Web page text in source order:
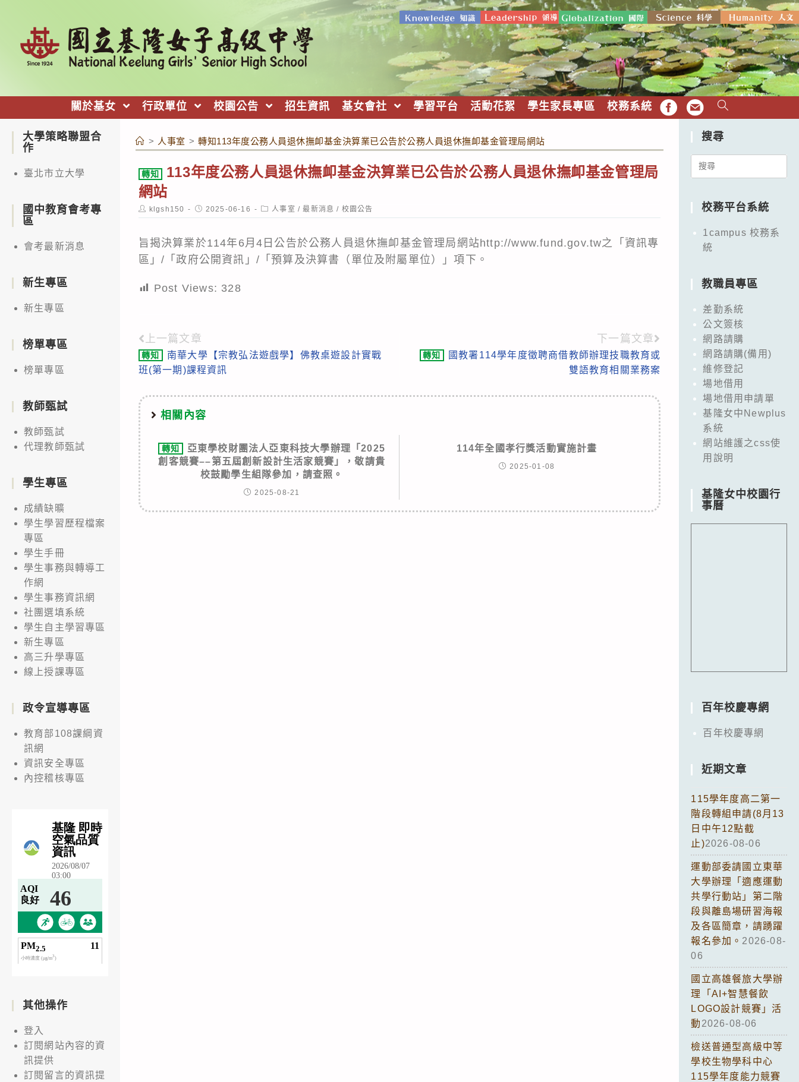
關於基女 行政單位 校園公告 招生資訊 基女會社 學習平台 活動花絮 學生家長專區 校務系統 FB EMAIL
> 人事室 > 轉知113年度公務人員退休撫卹基金決算業已公告於公務人員退休撫卹基金管理局網站
轉知
113年度公務人員退休撫卹基金決算業已公告於公務人員退休撫卹基金管理局
網站
Post
author:
klgsh150
Post
published:
2025-06-16
Post
category:
人事室 / 最新消息 / 校園公告
旨揭決算業於114年6月4日公告於公務人員退休撫卹基金管理局網站http://www.fund.gov.tw之「資訊專
區」/「政府公開資訊」/「預算及決算書（單位及附屬單位）」項下。
Post Views: 328
Read
more
上一篇文章
轉知
南華大學【宗教弘法遊戲學】佛教桌遊設計實戰
班(第一期)課程資訊
下一篇文章
轉知
國教署114學年度徵聘商借教師辦理技職教育或
雙語教育相關業務案
相關內容
轉知
亞東學校財團法人亞東科技大學辦理「2025
創客競賽––第五屆創新設計生活家競賽」，敬請貴
校鼓勵學生組隊參加，請查照。
2025-08-21
114年全國孝行獎活動實施計畫
2025-01-08
大學策略聯盟合
作
臺北市立大學
國中教育會考專
區
會考最新消息
新生專區
新生專區
榜單專區
榜單專區
教師甄試
教師甄試
代理教師甄試
學生專區
成績缺曠
學生學習歷程檔案
專區
學生手冊
學生事務與轉導工
作網
學生事務資訊網
社團選填系統
學生自主學習專區
新生專區
高三升學專區
線上授課專區
政令宣導專區
教育部108課綱資
訊網
資訊安全專區
內控稽核專區
其他操作
登入
訂閱網站內容的資
訊提供
訂閱留言的資訊提
搜尋
Search
校務平台系統
1campus 校務系
統
教職員專區
差勤系統
公文簽核
網路請購
網路請購(備用)
維修登記
場地借用
場地借用申請單
基隆女中Newplus
系統
網站維護之css使
用說明
基隆女中校園行
事曆
百年校慶專網
百年校慶專網
近期文章
115學年度高二第一
階段轉組申請(8月13
日中午12點截
止)2026-08-06
運動部委請國立東華
大學辦理「適應運動
共學行動站」第二階
段與離島場研習海報
及各區簡章，請踴躍
報名參加。 2026-08-
06
國立高雄餐旅大學辦
理「AI+智慧餐飲
LOGO設計競賽」活
動 2026-08-06
檢送普通型高級中等
學校生物學科中心
115學年度能力競賽